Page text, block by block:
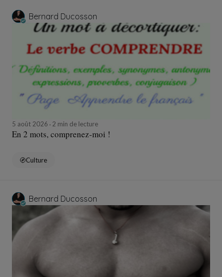
Bernard Ducosson
5 août 2026 2 min de lecture
En 2 mots, comprenez-moi !
Culture
Bernard Ducosson